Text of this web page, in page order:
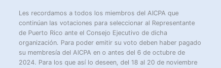
Les recordamos a todos los miembros del AICPA que
continúan las votaciones para seleccionar al Representante
de Puerto Rico ante el Consejo Ejecutivo de dicha
organización. Para poder emitir su voto deben haber pagado
su membresía del AICPA en o antes del 6 de octubre de
2024. Para los que así lo deseen, del 18 al 20 de noviembre